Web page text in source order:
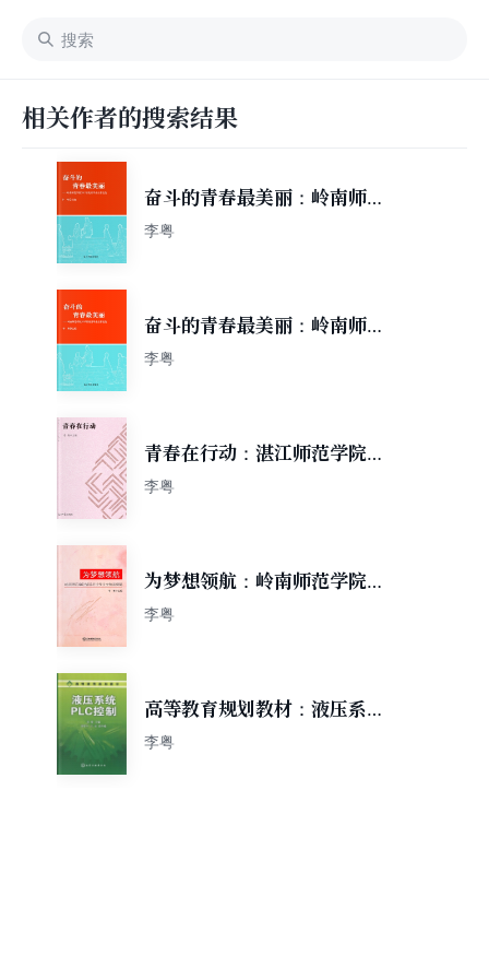
相关作者的搜索结果
奋斗的青春最美丽：岭南师范
学院2014届百佳毕业生事迹
李粤
奋斗的青春最美丽：岭南师范
学院2015届优秀毕业生事迹选
李粤
青春在行动：湛江师范学院共
青团工作实践与探索
李粤
为梦想领航：岭南师范学院辅
导员优秀论文和案例集
李粤
高等教育规划教材：液压系统
PLC控制
李粤